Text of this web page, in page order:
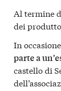
Al termine
dei
In
parte a
castello di